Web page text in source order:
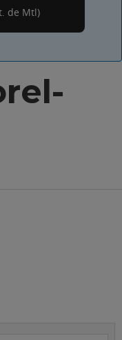
de Montréal
)